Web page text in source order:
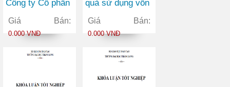
Công ty Cổ phần
Thương mại
Châu Hưng
Giá Bán:
0.000 VNĐ
quả sử dụng vốn
lưu động tại Công
ty Cổ phần Viễn
Giá Bán:
0.000 VNĐ